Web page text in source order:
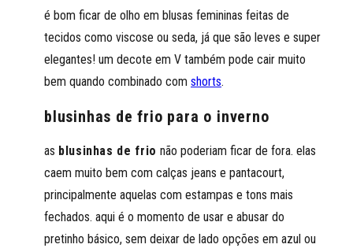
é bom ficar de olho em blusas femininas feitas de
tecidos como viscose ou seda, já que são leves e super
elegantes! um decote em V também pode cair muito
bem quando combinado com shorts.
blusinhas de frio para o inverno
as blusinhas de frio não poderiam ficar de fora. elas
caem muito bem com calças jeans e pantacourt,
principalmente aquelas com estampas e tons mais
fechados. aqui é o momento de usar e abusar do
pretinho básico, sem deixar de lado opções em azul ou